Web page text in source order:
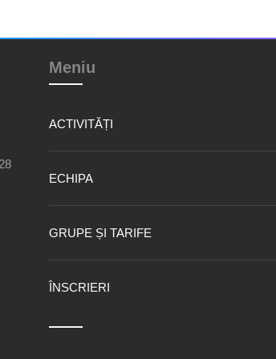
Meniu
ACTIVITĂȚI
ECHIPA
GRUPE ȘI TARIFE
ÎNSCRIERI